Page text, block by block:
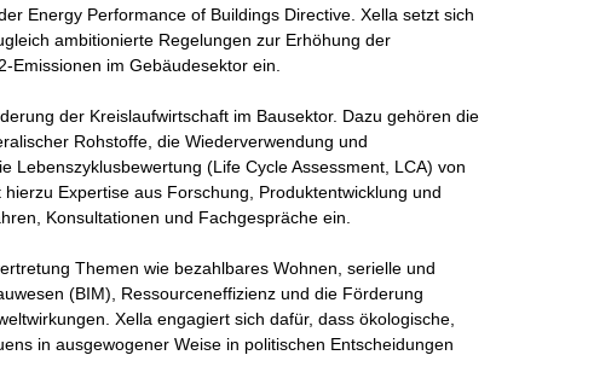
Energy Performance of Buildings Directive. Xella setzt sich
ambitionierte Regelungen zur Erhöhung der
Emissionen im Gebäudesektor ein.
der Kreislaufwirtschaft im Bausektor. Dazu gehören die
Rohstoffe, die Wiederverwendung und
Lebenszyklusbewertung (Life Cycle Assessment, LCA) von
Expertise aus Forschung, Produktentwicklung und
Konsultationen und Fachgespräche ein.
Themen wie bezahlbares Wohnen, serielle und
(BIM), Ressourceneffizienz und die Förderung
Xella engagiert sich dafür, dass ökologische,
in ausgewogener Weise in politischen Entscheidungen